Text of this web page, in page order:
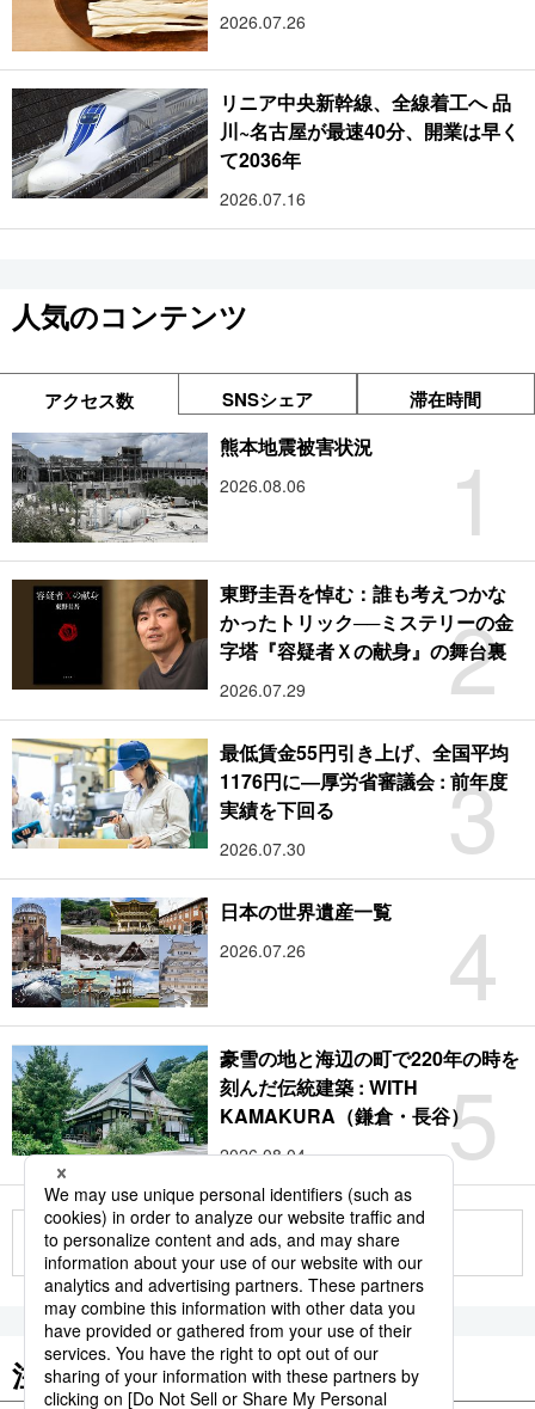
2026.07.26
リニア中央新幹線、全線着工へ 品
川~名古屋が最速40分、開業は早く
て2036年
2026.07.16
人気のコンテンツ
アクセス数 SNSシェア 滞在時間
1
熊本地震被害状況
2026.08.06
2
東野圭吾を悼む：誰も考えつかな
かったトリック──ミステリーの金
字塔『容疑者Ｘの献身』の舞台裏
2026.07.29
3
最低賃金55円引き上げ、全国平均
1176円に―厚労省審議会 : 前年度
実績を下回る
2026.07.30
4
日本の世界遺産一覧
2026.07.26
5
豪雪の地と海辺の町で220年の時を
刻んだ伝統建築 : WITH
KAMAKURA（鎌倉・長谷）
2026.08.04
もっと見る
注目のキーワード